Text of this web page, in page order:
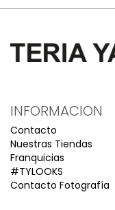
INFORMACION
Contacto
Nuestras Tiendas
Franquicias
#TYLOOKS
Contacto Fotografía